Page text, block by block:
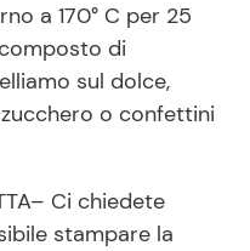
a 170° C per 25
di
sul dolce,
o confettini
Ci chiedete
stampare la